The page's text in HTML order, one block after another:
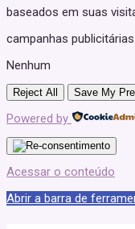
baseados em suas
campanhas publicitárias.
Nenhum
Reject All Save My
Powered by
Acessar o conteúdo
Abrir a barra de